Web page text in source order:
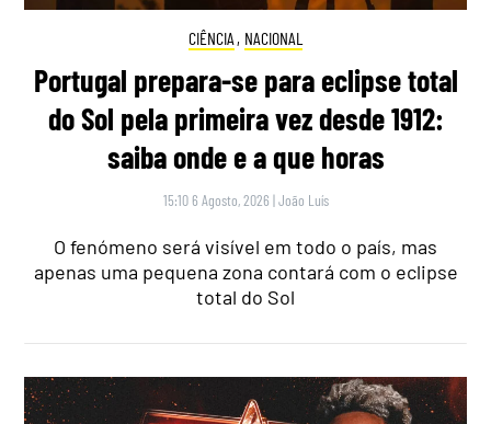
CIÊNCIA , NACIONAL
Portugal prepara-se para eclipse total
do Sol pela primeira vez desde 1912:
saiba onde e a que horas
15:10 6 Agosto, 2026 |João Luís
O fenómeno será visível em todo o país, mas
apenas uma pequena zona contará com o eclipse
total do Sol